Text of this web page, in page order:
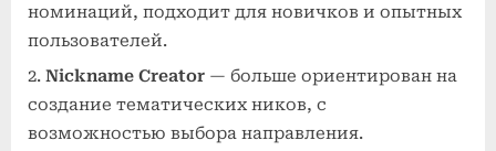
номинаций, подходит для новичков и опытных
пользователей.
Nickname Creator — больше ориентирован на
создание тематических ников, с
возможностью выбора направления.